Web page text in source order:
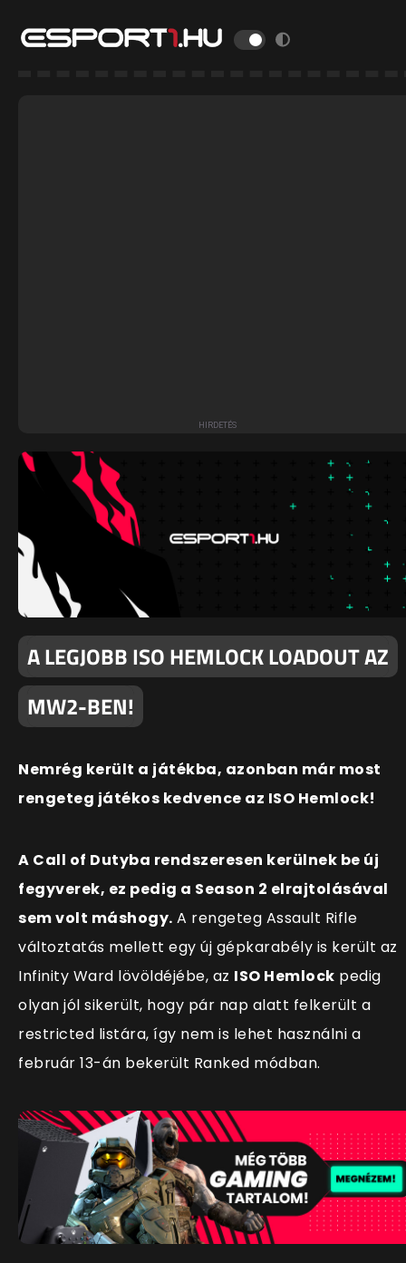
A LEGJOBB ISO HEMLOCK LOADOUT AZ
MW2-BEN!
Nemrég került a játékba, azonban már most
rengeteg játékos kedvence az ISO Hemlock!
A Call of Dutyba rendszeresen kerülnek be új
fegyverek, ez pedig a Season 2 elrajtolásával
sem volt máshogy. A rengeteg Assault Rifle
változtatás mellett egy új gépkarabély is került az
Infinity Ward lövöldéjébe, az ISO Hemlock pedig
olyan jól sikerült, hogy pár nap alatt felkerült a
restricted listára, így nem is lehet használni a
február 13-án bekerült Ranked módban.